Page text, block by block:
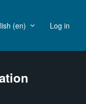
‎(en)‎ Log in